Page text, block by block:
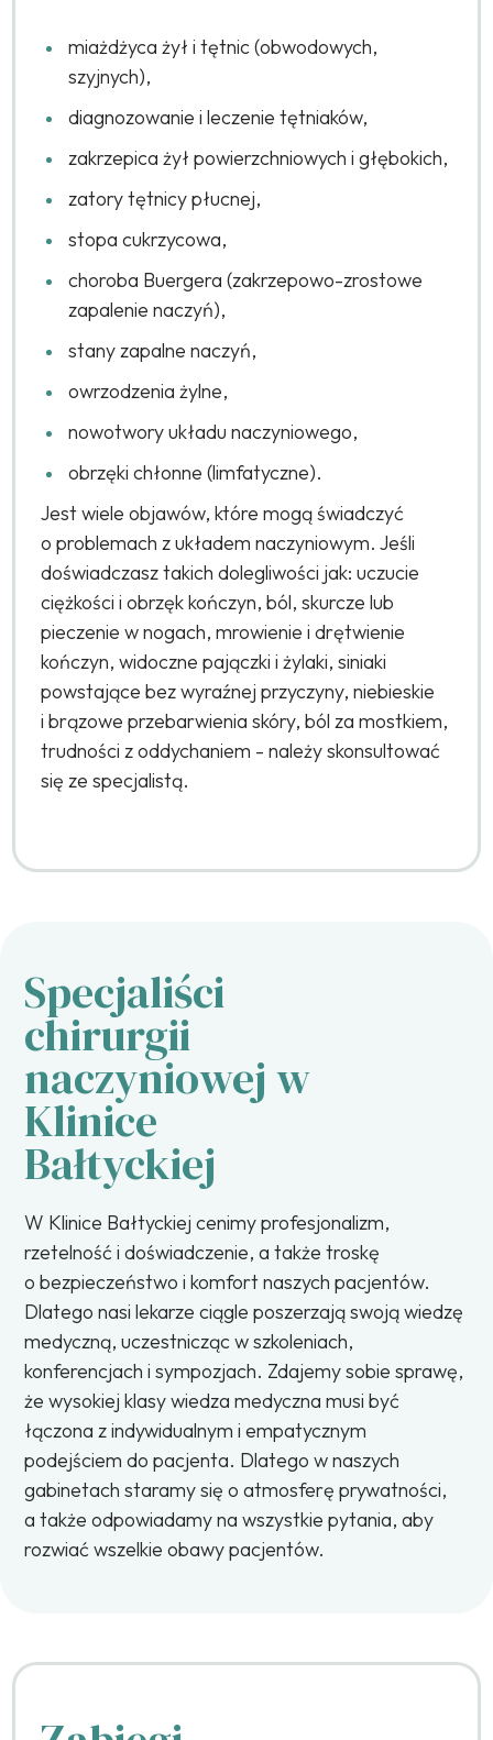
miażdżyca żył i tętnic (obwodowych,
szyjnych),
diagnozowanie i leczenie tętniaków,
zakrzepica żył powierzchniowych i głębokich,
zatory tętnicy płucnej,
stopa cukrzycowa,
choroba Buergera (zakrzepowo-zrostowe
zapalenie naczyń),
stany zapalne naczyń,
owrzodzenia żylne,
nowotwory układu naczyniowego,
obrzęki chłonne (limfatyczne).
Jest wiele objawów, które mogą świadczyć
o problemach z układem naczyniowym. Jeśli
doświadczasz takich dolegliwości jak: uczucie
ciężkości i obrzęk kończyn, ból, skurcze lub
pieczenie w nogach, mrowienie i drętwienie
kończyn, widoczne pajączki i żylaki, siniaki
powstające bez wyraźnej przyczyny, niebieskie
i brązowe przebarwienia skóry, ból za mostkiem,
trudności z oddychaniem - należy skonsultować
się ze specjalistą.
Specjaliści
chirurgii
naczyniowej w
Klinice
Bałtyckiej
W Klinice Bałtyckiej cenimy profesjonalizm,
rzetelność i doświadczenie, a także troskę
o bezpieczeństwo i komfort naszych pacjentów.
Dlatego nasi lekarze ciągle poszerzają swoją wiedzę
medyczną, uczestnicząc w szkoleniach,
konferencjach i sympozjach. Zdajemy sobie sprawę,
że wysokiej klasy wiedza medyczna musi być
łączona z indywidualnym i empatycznym
podejściem do pacjenta. Dlatego w naszych
gabinetach staramy się o atmosferę prywatności,
a także odpowiadamy na wszystkie pytania, aby
rozwiać wszelkie obawy pacjentów.